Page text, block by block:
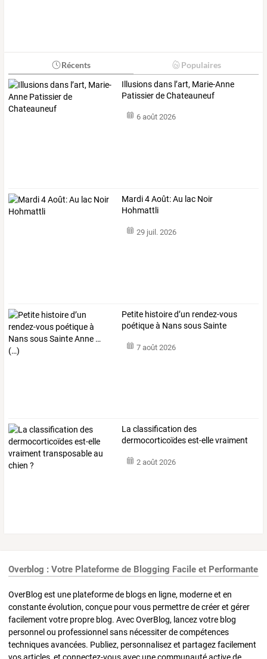
Récents Populaires
Illusions dans l’art, Marie-Anne
Patissier de Chateauneuf
6 août 2026
Mardi 4 Août: Au lac Noir
Hohmattli
29 juil. 2026
Petite histoired’un rendez-vous
poétiqueà NanssousSainte
7 août 2026
La classification des
dermocorticoïdesest-ellevraiment
2 août 2026
Overblog : Votre Plateforme de Blogging Facile et Performante
OverBlog est une plateforme de blogs en ligne, moderne et en
constante évolution, conçue pour vous permettre de créer et gérer
facilement votre propre blog. Avec OverBlog, lancez votre blog
personnel ou professionnel sans nécessiter de compétences
techniques avancées. Publiez, personnalisez et partagez facilement